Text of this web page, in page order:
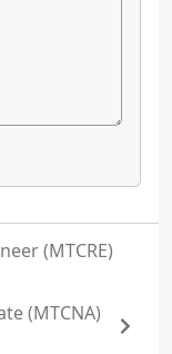
(MTCRE)
(MTCNA)